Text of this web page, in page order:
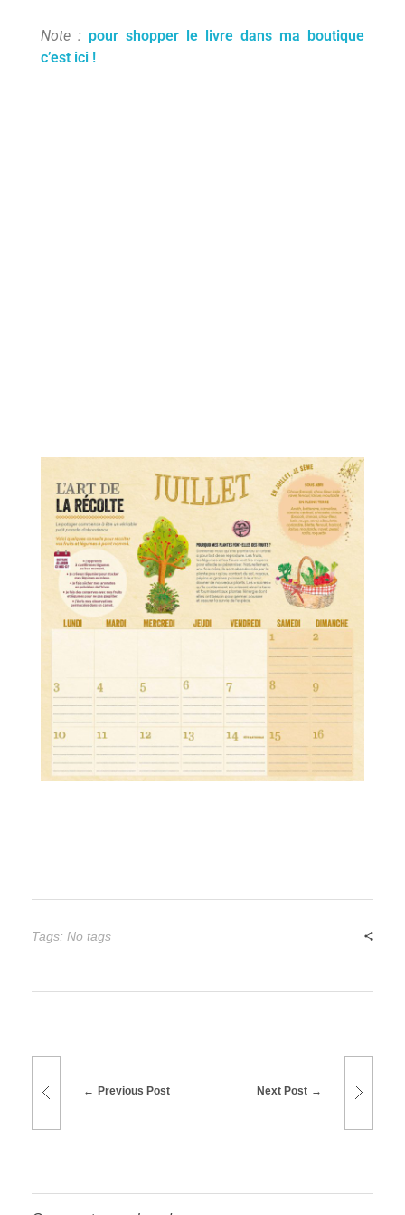
Note : pour shopper le livre dans ma boutique
c’est ici !
Tags: No tags
Previous Post Next Post